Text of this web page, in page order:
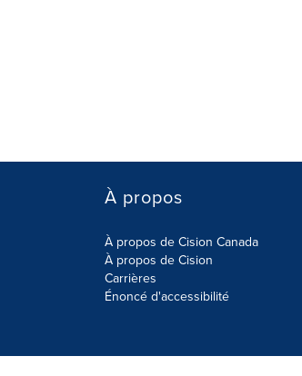
À propos
À propos de Cision Canada
À propos de Cision
Carrières
Énoncé d'accessibilité